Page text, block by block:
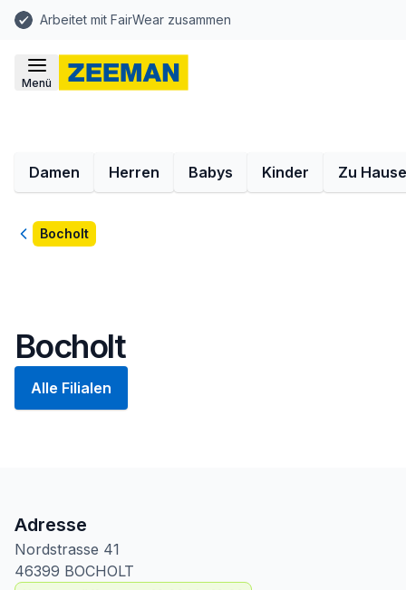
Arbeitet mit FairWear zusammen
Menü
Damen Herren Babys Kinder Zu Hause
ZurückBocholt
Bocholt
Alle Filialen
Adresse
Nordstrasse 41
46399 BOCHOLT